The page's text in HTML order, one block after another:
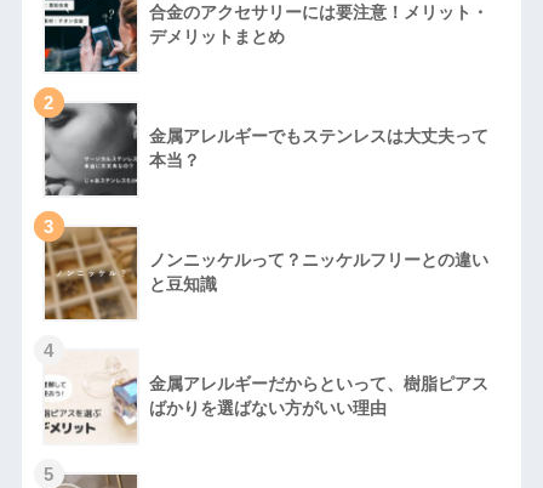
合金のアクセサリーには要注意！メリット・
デメリットまとめ
2
金属アレルギーでもステンレスは大丈夫って
本当？
3
ノンニッケルって？ニッケルフリーとの違い
と豆知識
4
金属アレルギーだからといって、樹脂ピアス
ばかりを選ばない方がいい理由
5